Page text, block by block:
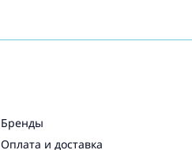
Бренды
Оплата и доставка